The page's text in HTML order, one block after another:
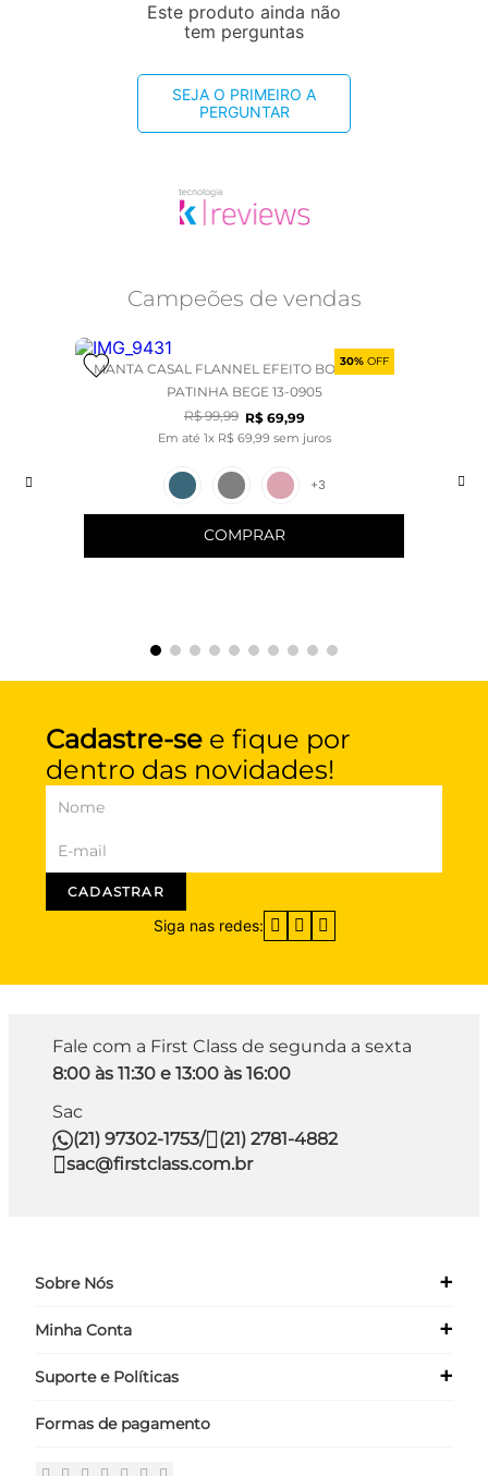
Este produto ainda não
tem perguntas
SEJA O PRIMEIRO A
PERGUNTAR
Campeões de vendas
30% OFF
MANTA CASAL FLANNEL EFEITO BORDADA -
PATINHA BEGE 13-0905
R$ 99,99 R$ 69,99
Em até 1x R$ 69 99 sem juros
+3
COMPRAR
Cadastre-se e fique por
dentro das novidades!
CADASTRAR
Siga nas redes:
Fale com a First Class de segunda a sexta
8:00 às 11:30 e 13:00 às 16:00
Sac
(21) 97302-1753/
(21) 2781-4882
sac@firstclass.com.br
Sobre Nós +
Quem Somos
Minha Conta +
Meus Dados
Suporte e Políticas +
Políticas
Formas de pagamento